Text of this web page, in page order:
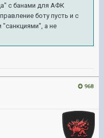
с банами для АФК
боту пусть и с
а не
968